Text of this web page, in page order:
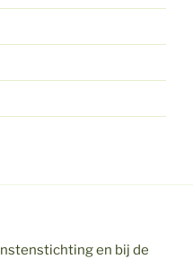
en bij de